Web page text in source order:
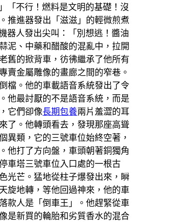
「不行！燃料是文明的基礎！沒
推進器發出「滋滋」的輕微煎煮
器人發出尖叫：「別想逃！醬油
泥、中藥和醋酸的混亂中，拉開
舊的掀背車，彷彿繼承了他所有
賣金屬雕像的畫廊之間的窄巷。
檔。他的車載語音系統發出了令
他最討厭的不是語音系統，而是
它們卻像長期包養兩片羞澀的耳
了。他轉頭看去，發現那座高聳
異類，它的三號車位始終空著，
他打了方向盤，車頭朝著銅獨角
車塔三號車位入口處的一根古
光芒。猛地從柱子爆發出來，瞬
旋地轉，等他回過神來，他的車
款人是「倒車王」。他趕緊從車
是新買的輪胎和劣質香水的混合